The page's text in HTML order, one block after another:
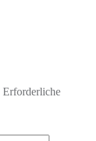
Erforderliche